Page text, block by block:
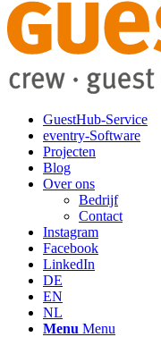
GuestHub-Service
eventry-Software
Projecten
Blog
Over ons
Bedrijf
Contact
Instagram
Facebook
LinkedIn
DE
EN
NL
Menu Menu